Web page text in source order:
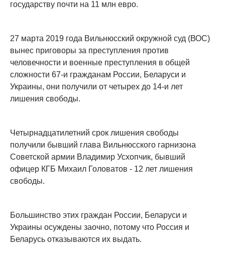
государству почти на 11 млн евро.
27 марта 2019 года Вильнюсский окружной суд (ВОС)
вынес приговоры за преступления против
человечности и военные преступления в общей
сложности 67-и гражданам России, Беларуси и
Украины, они получили от четырех до 14-и лет
лишения свободы.
Четырнадцатилетний срок лишения свободы
получили бывший глава Вильнюсского гарнизона
Советской армии Владимир Усхопчик, бывший
офицер КГБ Михаил Головатов - 12 лет лишения
свободы.
Большинство этих граждан России, Беларуси и
Украины осуждены заочно, потому что Россия и
Беларусь отказываются их выдать.